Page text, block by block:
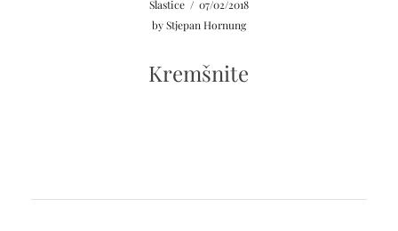
Slastice / 07/02/2018
byStjepan Hornung
Kremšnite